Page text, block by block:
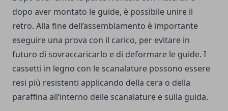
dopo aver montato le guide, è possibile unire il
retro. Alla fine dell’assemblamento è importante
eseguire una prova con il carico, per evitare in
futuro di sovraccaricarlo e di deformare le guide. I
cassetti in legno con le scanalature possono essere
resi più resistenti applicando della cera o della
paraffina all’interno delle scanalature e sulla guida.